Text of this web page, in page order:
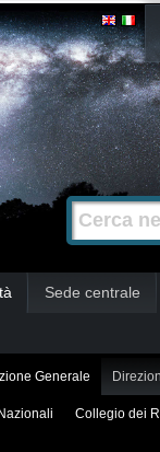
Cerca nel
Sede centrale
Generale
Collegio dei